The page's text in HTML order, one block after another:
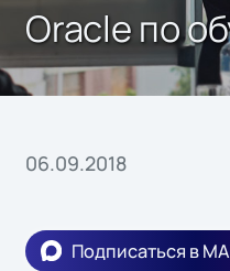
Oracle по
06.09.2018
Подписаться в